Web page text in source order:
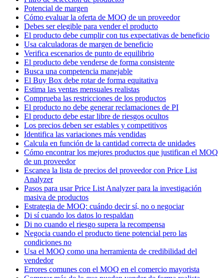
Potencial de margen
Cómo evaluar la oferta de MOQ de un proveedor
Debes ser elegible para vender el producto
El producto debe cumplir con tus expectativas de beneficio
Usa calculadoras de margen de beneficio
Verifica escenarios de punto de equilibrio
El producto debe venderse de forma consistente
Busca una competencia manejable
El Buy Box debe rotar de forma equitativa
Estima las ventas mensuales realistas
Comprueba las restricciones de los productos
El producto no debe generar reclamaciones de PI
El producto debe estar libre de riesgos ocultos
Los precios deben ser estables y competitivos
Identifica las variaciones más vendidas
Calcula en función de la cantidad correcta de unidades
Cómo encontrar los mejores productos que justifican el MOQ
de un proveedor
Escanea la lista de precios del proveedor con Price List
Analyzer
Pasos para usar Price List Analyzer para la investigación
masiva de productos
Estrategia de MOQ: cuándo decir sí, no o negociar
Di sí cuando los datos lo respaldan
Di no cuando el riesgo supera la recompensa
Negocia cuando el producto tiene potencial pero las
condiciones no
Usa el MOQ como una herramienta de credibilidad del
vendedor
Errores comunes con el MOQ en el comercio mayorista